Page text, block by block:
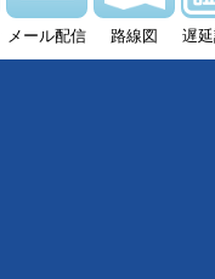
メール配信 路線図 遅